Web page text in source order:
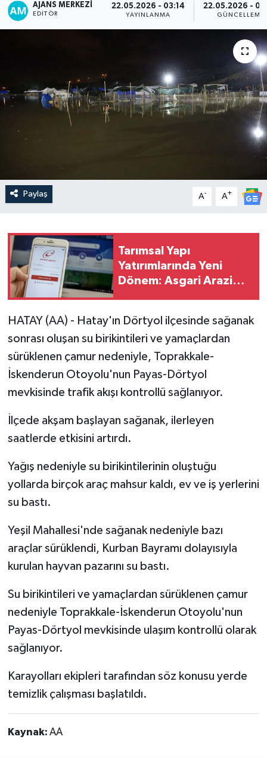
AJANS MERKEZI
EDITÖR
22.05.2026 - 03:14
YAYINLANMA
22.05.2026 -
GÜNCELLEME
Paylaş A- A+
Tarımsal Yapı
Yatırımlarında Yeni
Dönem: Asgari Arazi
HATAY (AA) - Hatay'ın Dörtyol ilçesinde sağanak
sonrası oluşan su birikintileri ve yamaçlardan
sürüklenen çamur nedeniyle, Toprakkale-
İskenderun Otoyolu'nun Payas-Dörtyol
mevkisinde trafik akışı kontrollü sağlanıyor.
İlçede akşam başlayan sağanak, ilerleyen
saatlerde etkisini artırdı.
Yağış nedeniyle su birikintilerinin oluştuğu
yollarda birçok araç mahsur kaldı, ev ve iş yerlerini
su bastı.
Yeşil Mahallesi'nde sağanak nedeniyle bazı
araçlar sürüklendi, Kurban Bayramı dolayısıyla
kurulan hayvan pazarını su bastı.
Su birikintileri ve yamaçlardan sürüklenen çamur
nedeniyle Toprakkale-İskenderun Otoyolu'nun
Payas-Dörtyol mevkisinde ulaşım kontrollü olarak
sağlanıyor.
Karayolları ekipleri tarafından söz konusu yerde
temizlik çalışması başlatıldı.
Kaynak: AA